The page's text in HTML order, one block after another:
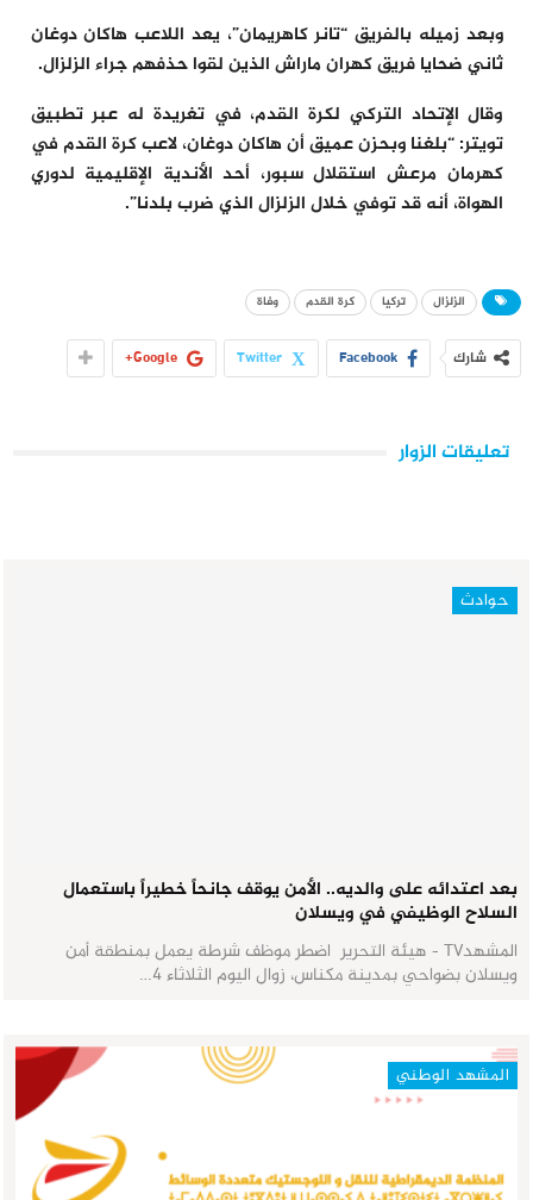
وبعد زميله بالفريق “تانر كاهريمان”، يعد اللاعب هاكان دوغان
ثاني ضحايا فريق كهران ماراش الذين لقوا حذفهم جراء الزلزال.
وقال الإتحاد التركي لكرة القدم، في تغريدة له عبر تطبيق
تويتر: “بلغنا وبحزن عميق أن هاكان دوغان، لاعب كرة القدم في
كهرمان مرعش استقلال سبور، أحد الأندية الإقليمية لدوري
الهواة، أنه قد توفي خلال الزلزال الذي ضرب بلدنا”.
الزلزال تركيا كرة القدم وفاة
شارك Facebook
Twitter
Google+
تعليقات الزوار
حوادث
بعد اعتدائه على والديه.. الأمن يوقف جانحاً خطيراً باستعمال
السلاح الوظيفي في ويسلان
المشهدTV - هيئة التحرير اضطر موظف شرطة يعمل بمنطقة أمن
ويسلان بضواحي بمدينة مكناس، زوال اليوم الثلاثاء 4…
المشهد الوطني